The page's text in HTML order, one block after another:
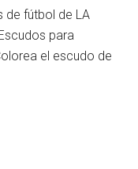
de fútbol de LA
para
el escudo de